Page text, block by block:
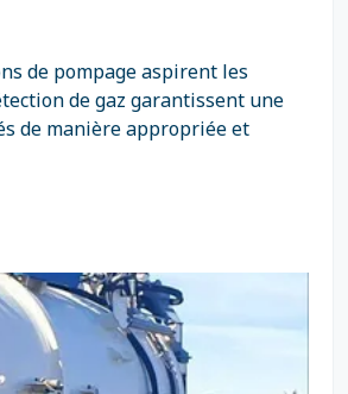
de pompage aspirent les
de gaz garantissent une
de manière appropriée et